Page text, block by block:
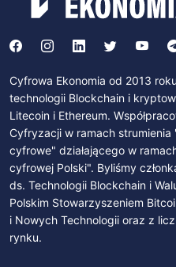
Cyfrowa Ekonomia od 2013
technologii Blockchain i
Litecoin i Ethereum.
Cyfryzacji w ramach
cyfrowe" działającego w
cyfrowej Polski". Byliśmy
ds. Technologii Blockchain i
Polskim Stowarzyszeniem
i Nowych Technologii oraz z
rynku.